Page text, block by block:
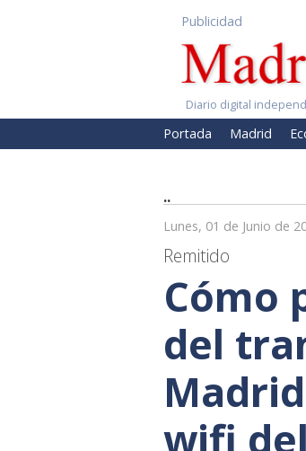
Publicidad
Diario digital
Portada Madrid
..
Lunes, 01 de Junio de
Remitido
Cómo
del
wifi